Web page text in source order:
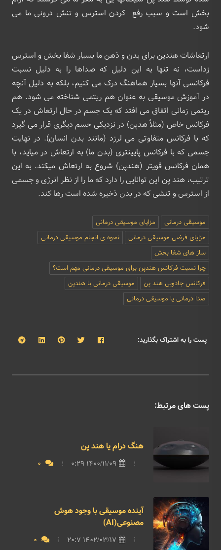
بخش است و سبب رفع کردن استرس و تنش درونی ما می
شود.
ارتعاشات هندپن برای بدن و ذهن ما بسیار شفا بخش و استرس
زداست، نه تنها به این دلیل که صداها را به دلیل نسبت
فرکانسی آنها بسیار هماهنگ درک می کنیم، بلکه به دلیل آنچه
در آموزش موسیقی به عنوان هم ریتمی شناخته می شود. هم
ریتمی زمانی اتفاق می افتد که یک جسم در حال ارتعاش در یک
فرکانس خاص (مثلاً هدپن) در نزدیکی جسم دیگری قرار می گیرد
که با فرکانس متفاوتی می لرزد (مانند بدن انسان). در نهایت
جسمی که با فرکانس پایینتری (بدن ما) به ارتعاش در میاید، با
همان فرکانس قویتر (هندپن) شروع به ارتعاش میکند. به این
ترتیب، هند پن این توانایی را دارد که ما را از نظر انرژی و جسمی
از استرس و تنشی که در بدن ذخیره شده است رها کند.
موسیقی درمانی
مزایای موسیقی درمانی
مزایای فرضی موسیقی درمانی
نحوه ی انجام موسیقی درمانی
ساز های شفا بخش
چرا نسبت فرکانس هندپن برای موسیقی درمانی مهم است؟
فرکانس جادویی هند پن
موسیقی درمانی با هندپن
صدا درمانی یا موسیقی درمانی
پست را به اشتراک بگذارید:
پست های مرتبط:
هنگ درام یا هند پن
1400/11/09 0:29
آینده موسیقی با وجود هوش
مصنوعی(AI)
1402/03/17 20:7